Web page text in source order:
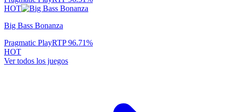
HOT
Big Bass Bonanza
Pragmatic PlayRTP96.71%
HOT
Ver todos los juegos